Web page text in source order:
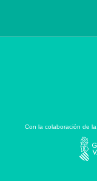
Con la colaboración de